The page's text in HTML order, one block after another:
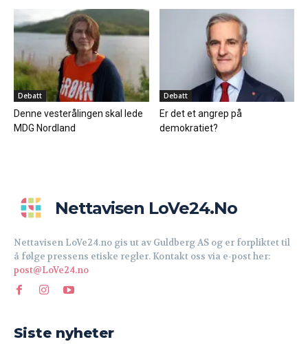
Debatt
Denne vesterålingen skal lede
MDG Nordland
Debatt
Er det et angrep på
demokratiet?
Nettavisen LoVe24.no
Nettavisen LoVe24.no gis ut av Guldberg AS og er forpliktet til
å følge pressens etiske regler. Kontakt oss via e-post her:
post@LoVe24.no
Siste nyheter